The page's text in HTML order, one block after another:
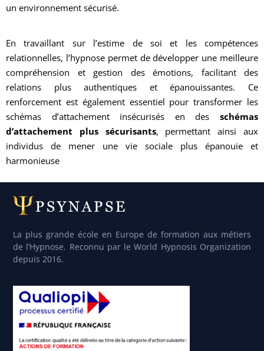
un environnement sécurisé.
En travaillant sur l’estime de soi et les compétences
relationnelles, l’hypnose permet de développer une meilleure
compréhension et gestion des émotions, facilitant des
relations plus authentiques et épanouissantes. Ce
renforcement est également essentiel pour transformer les
schémas d’attachement insécurisés en des schémas
d’attachement plus sécurisants, permettant ainsi aux
individus de mener une vie sociale plus épanouie et
harmonieuse
La plus grande école en Europe de formation aux métiers
de l’Hypnose. Reconnu par le World Hypnosis Organization
depuis 2016.